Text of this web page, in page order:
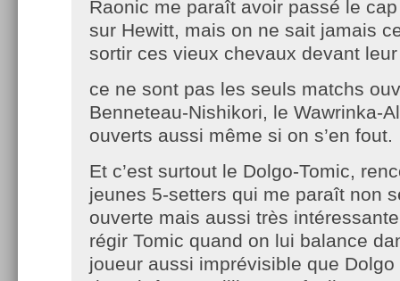
Raonic me paraît avoir passé le
sur Hewitt, mais on ne sait jamais
sortir ces vieux chevaux devant
ce ne sont pas les seuls matchs
Benneteau-Nishikori, le Wawrinka-
ouverts aussi même si on s’en fout.
Et c’est surtout le Dolgo-Tomic,
jeunes 5-setters qui me paraît non
ouverte mais aussi très
régir Tomic quand on lui balance
joueur aussi imprévisible que